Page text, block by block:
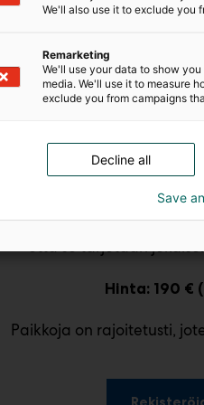
ennen Educa-näyttelyn
suomalainen
ja
Educa-
sinulla on myös
päivittäisessä
että se tarjotaan
Hinta: 190 €
Paikkoja on rajoitetusti,
We'll also use it to exclude you
Remarketing
We'll use your data to show
media. We'll use it to measure
exclude you from campaigns
Decline all
Save